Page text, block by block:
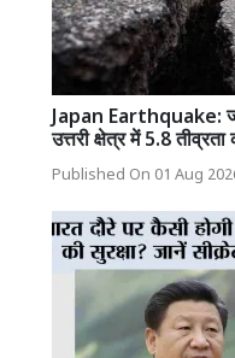
Japan Earthquake:
उत्तरी क्षेत्र में 5.8
Published On 01 Aug